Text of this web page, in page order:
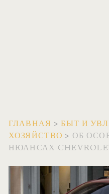
ГЛАВНАЯ >БЫТ И
ХОЗЯЙСТВО > ОБ
НЮАНСАХ